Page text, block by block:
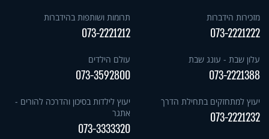
מזכירות הידברות
073-2221222
תרומות ושותפות בהידברות
073-2221212
עלון שבת - עונג שבת
073-2221388
עולם הילדים
073-3592800
יעוץ למתחזקים בתחילת הדרך
073-2221232
יעוץ לילדות בסיכון והדרכה להורים -
אתגר
073-3333320